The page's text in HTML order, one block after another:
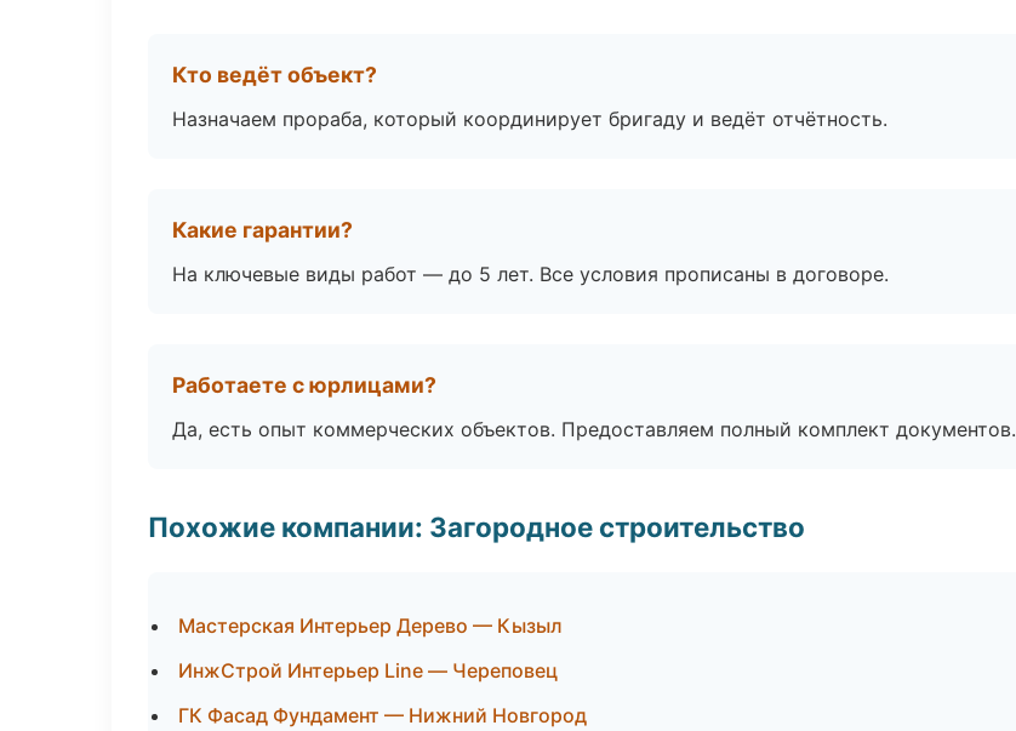
Кто ведёт объект?
Назначаем прораба, который координирует бригаду и ведёт отчётность.
Какие гарантии?
На ключевые виды работ — до 5 лет. Все условия прописаны в договоре.
Работаете с юрлицами?
Да, есть опыт коммерческих объектов. Предоставляем полный комплект документов.
Похожие компании: Загородное строительство
Мастерская Интерьер Дерево — Кызыл
ИнжСтрой Интерьер Line — Череповец
ГК Фасад Фундамент — Нижний Новгород